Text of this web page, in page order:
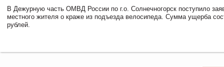
В Дежурную часть ОМВД России по г.о. Солнечногорск поступило
местного жителя о краже из подъезда велосипеда. Сумма ущерба
рублей.